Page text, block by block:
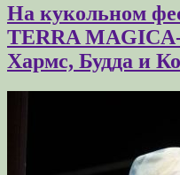
На кукольном
TERRA
Хармс, Будда и